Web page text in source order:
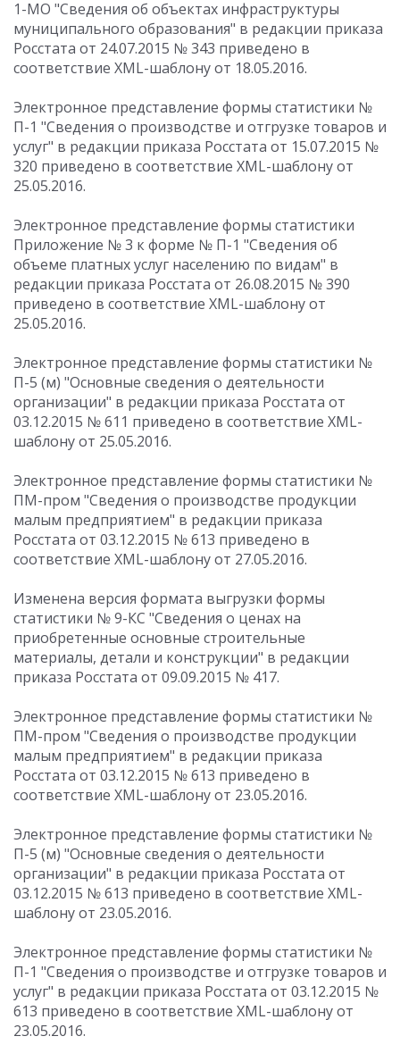
1-МО "Сведения об объектах инфраструктуры
муниципального образования" в редакции приказа
Росстата от 24.07.2015 № 343 приведено в
соответствие XML-шаблону от 18.05.2016.
Электронное представление формы статистики №
П-1 "Сведения о производстве и отгрузке товаров и
услуг" в редакции приказа Росстата от 15.07.2015 №
320 приведено в соответствие XML-шаблону от
25.05.2016.
Электронное представление формы статистики
Приложение № 3 к форме № П-1 "Сведения об
объеме платных услуг населению по видам" в
редакции приказа Росстата от 26.08.2015 № 390
приведено в соответствие XML-шаблону от
25.05.2016.
Электронное представление формы статистики №
П-5 (м) "Основные сведения о деятельности
организации" в редакции приказа Росстата от
03.12.2015 № 611 приведено в соответствие XML-
шаблону от 25.05.2016.
Электронное представление формы статистики №
ПМ-пром "Сведения о производстве продукции
малым предприятием" в редакции приказа
Росстата от 03.12.2015 № 613 приведено в
соответствие XML-шаблону от 27.05.2016.
Изменена версия формата выгрузки формы
статистики № 9-КС "Сведения о ценах на
приобретенные основные строительные
материалы, детали и конструкции" в редакции
приказа Росстата от 09.09.2015 № 417.
Электронное представление формы статистики №
ПМ-пром "Сведения о производстве продукции
малым предприятием" в редакции приказа
Росстата от 03.12.2015 № 613 приведено в
соответствие XML-шаблону от 23.05.2016.
Электронное представление формы статистики №
П-5 (м) "Основные сведения о деятельности
организации" в редакции приказа Росстата от
03.12.2015 № 613 приведено в соответствие XML-
шаблону от 23.05.2016.
Электронное представление формы статистики №
П-1 "Сведения о производстве и отгрузке товаров и
услуг" в редакции приказа Росстата от 03.12.2015 №
613 приведено в соответствие XML-шаблону от
23.05.2016.